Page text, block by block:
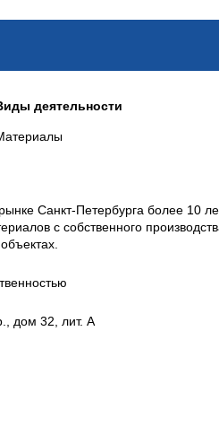
деятельности
Санкт-Петербурга более 10
с собственного
дом 32, лит. А